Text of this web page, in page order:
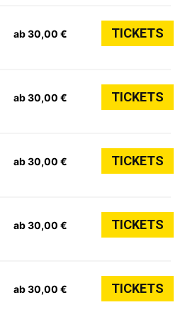
ab 30,00 € TICKETS
ab 30,00 € TICKETS
ab 30,00 € TICKETS
ab 30,00 € TICKETS
ab 30,00 € TICKETS